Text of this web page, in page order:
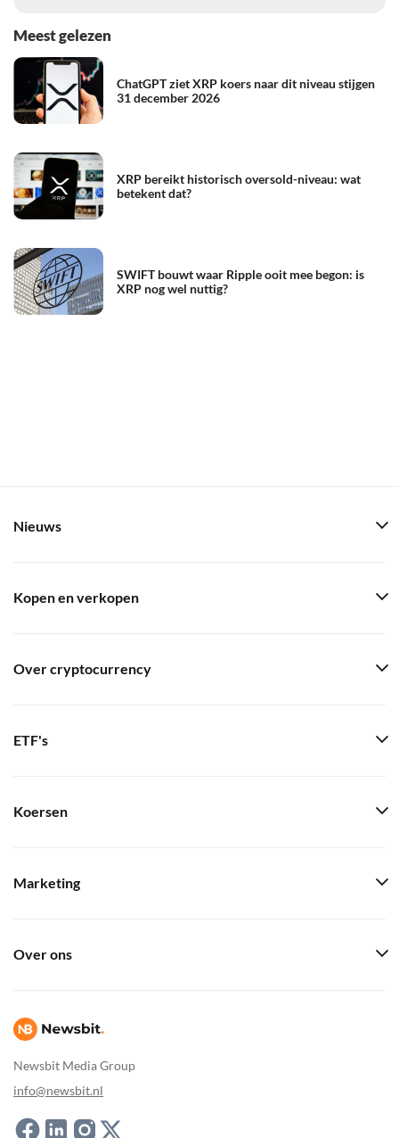
Meest gelezen
ChatGPT ziet XRP koers naar dit niveau stijgen
31 december 2026
XRP bereikt historisch oversold-niveau: wat
betekent dat?
SWIFT bouwt waar Ripple ooit mee begon: is
XRP nog wel nuttig?
Newsbit Media Group
info@newsbit.nl
Nieuws
Kopen en verkopen
Over cryptocurrency
ETF's
Koersen
Marketing
Over ons